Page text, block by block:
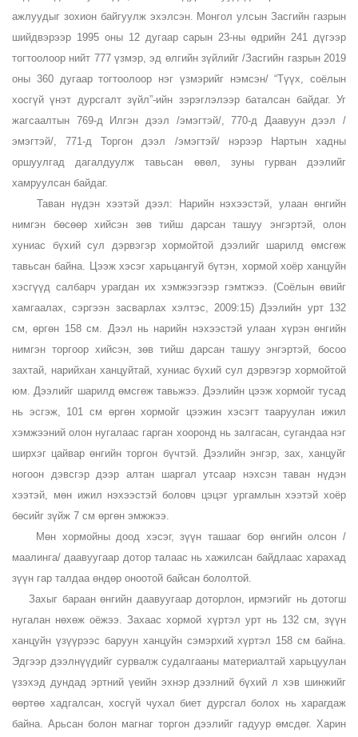
ажлуудыг зохион байгуулж эхэлсэн. Монгол улсын Засгийн газрын
шийдвэрээр 1995 оны 12 дугаар сарын 23-ны өдрийн 241 дүгээр
тогтоолоор нийт 777 үзмэр, эд өлгийн зүйлийг /Засгийн газрын 2019
оны 360 дугаар тогтоолоор нэг үзмэрийг нэмсэн/ “Түүх, соёлын
хосгүй үнэт дурсгалт зүйл”-ийн зэрэглэлээр баталсан байдаг. Уг
жагсаалтын 769-д Илгэн дээл /эмэгтэй/, 770-д Даавуун дээл /
эмэгтэй/, 771-д Торгон дээл /эмэгтэй/ нэрээр Нартын хадны
оршуулгад дагалдуулж тавьсан өвөл, зуны гурван дээлийг
хамруулсан байдаг.
Таван нүдэн хээтэй дээл: Нарийн нэхээстэй, улаан өнгийн
нимгэн бөсөөр хийсэн зөв тийш дарсан ташуу энгэртэй, олон
хуниас бүхий сул дэрвэгэр хормойтой дээлийг шарилд өмсгөж
тавьсан байна. Цээж хэсэг харьцангуй бүтэн, хормой хоёр ханцуйн
хэсгүүд салбарч урагдан их хэмжээгээр гэмтжээ. (Соёлын өвийг
хамгаалах, сэргээн засварлах хэлтэс, 2009:15) Дээлийн урт 132
см, өргөн 158 см. Дээл нь нарийн нэхээстэй улаан хүрэн өнгийн
нимгэн торгоор хийсэн, зөв тийш дарсан ташуу энгэртэй, босоо
захтай, нарийхан ханцуйтай, хуниас бүхий сул дэрвэгэр хормойтой
юм. Дээлийг шарилд өмсгөж тавьжээ. Дээлийн цээж хормойг тусад
нь эсгэж, 101 см өргөн хормойг цээжин хэсэгт тааруулан ижил
хэмжээний олон нугалаас гарган хооронд нь залгасан, сугандаа нэг
ширхэг цайвар өнгийн торгон бүчтэй. Дээлийн энгэр, зах, ханцуйг
ногоон дэвсгэр дээр алтан шаргал утсаар нэхсэн таван нүдэн
хээтэй, мөн ижил нэхээстэй боловч цэцэг ургамлын хээтэй хоёр
бөсийг зүйж 7 см өргөн эмжжээ.
Мөн хормойны доод хэсэг, зүүн ташааг бор өнгийн олсон /
маалинга/ даавуугаар дотор талаас нь хажилсан байдлаас харахад
зүүн гар талдаа өндөр оноотой байсан бололтой.
Захыг бараан өнгийн даавуугаар доторлон, ирмэгийг нь дотогш
нугалан нөхөж оёжээ. Захаас хормой хүртэл урт нь 132 см, зүүн
ханцуйн үзүүрээс баруун ханцуйн сэмэрхий хүртэл 158 см байна.
Эдгээр дээлнүүдийг сурвалж судалгааны материалтай харьцуулан
үзэхэд дундад эртний үеийн эхнэр дээлний бүхий л хэв шинжийг
өөртөө хадгалсан, хосгүй чухал биет дурсгал болох нь харагдаж
байна. Арьсан болон магнаг торгон дээлийг гадуур өмсдөг. Харин